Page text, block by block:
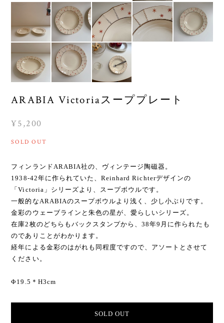
ARABIA Victoriaスーププレート
¥5,200
SOLD OUT
フィンランドARABIA社の、ヴィンテージ陶磁器。
1938‐42年に作られていた、Reinhard Richterデザインの
「Victoria」シリーズより、スープボウルです。
一般的なARABIAのスープボウルより浅く、少し小ぶりです。
金彩のウェーブラインと朱色の星が、愛らしいシリーズ。
在庫2枚のどちらもバックスタンプから、38年9月に作られたも
のでありことがわかります。
経年による金彩のはがれも同程度ですので、アソートとさせて
ください。
Φ19.5＊H3cm
SOLD OUT